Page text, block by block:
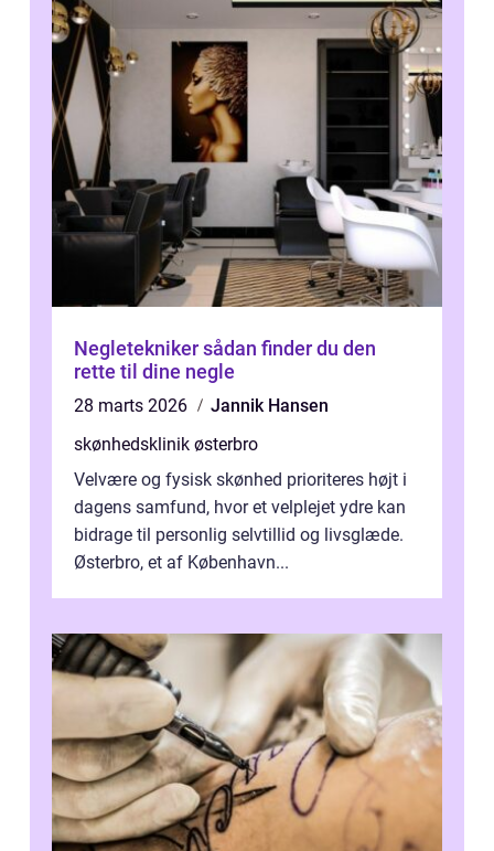
Negletekniker sådan finder du den
rette til dine negle
28 marts 2026
Jannik Hansen
skønhedsklinik østerbro
Velvære og fysisk skønhed prioriteres højt i
dagens samfund, hvor et velplejet ydre kan
bidrage til personlig selvtillid og livsglæde.
Østerbro, et af København...